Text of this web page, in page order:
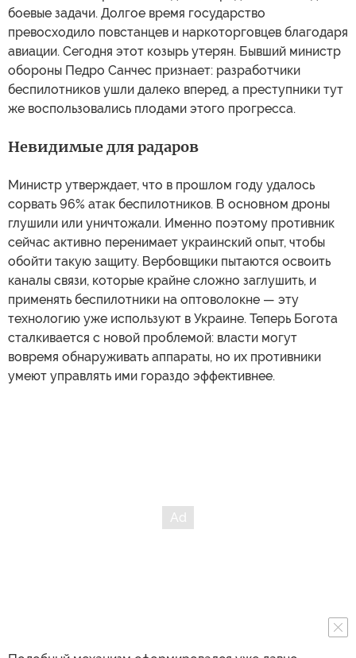
боевые задачи. Долгое время государство
превосходило повстанцев и наркоторговцев благодаря
авиации. Сегодня этот козырь утерян. Бывший министр
обороны Педро Санчес признает: разработчики
беспилотников ушли далеко вперед, а преступники тут
же воспользовались плодами этого прогресса.
Невидимые для радаров
Министр утверждает, что в прошлом году удалось
сорвать 96% атак беспилотников. В основном дроны
глушили или уничтожали. Именно поэтому противник
сейчас активно перенимает украинский опыт, чтобы
обойти такую защиту. Вербовщики пытаются освоить
каналы связи, которые крайне сложно заглушить, и
применять беспилотники на оптоволокне — эту
технологию уже используют в Украине. Теперь Богота
сталкивается с новой проблемой: власти могут
вовремя обнаруживать аппараты, но их противники
умеют управлять ими гораздо эффективнее.